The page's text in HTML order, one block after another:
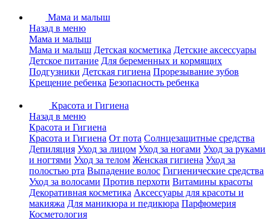
Мама и малыш
Назад в меню
Мама и малыш
Мама и малыш Детская косметика Детские аксессуары
Детское питание Для беременных и кормящих
Подгузники Детская гигиена Прорезывание зубов
Крещение ребенка Безопасность ребенка
Красота и Гигиена
Назад в меню
Красота и Гигиена
Красота и Гигиена От пота Солнцезащитные средства
Депиляция Уход за лицом Уход за ногами Уход за руками
и ногтями Уход за телом Женская гигиена Уход за
полостью рта Выпадение волос Гигиенические средства
Уход за волосами Против перхоти Витамины красоты
Декоративная косметика Аксессуары для красоты и
макияжа Для маникюра и педикюра Парфюмерия
Косметология